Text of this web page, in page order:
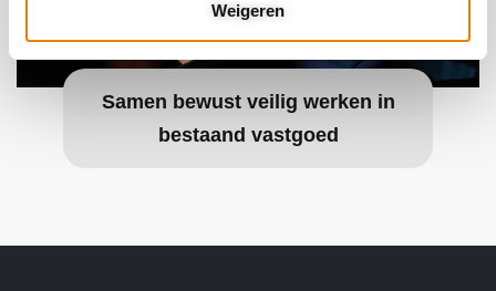
Weigeren
Samen bewust veilig werken in
bestaand vastgoed